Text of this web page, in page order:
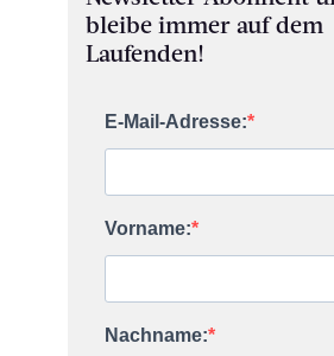
bleibe immer auf dem
Laufenden!
E-Mail-Adresse:
Vorname:
Nachname: